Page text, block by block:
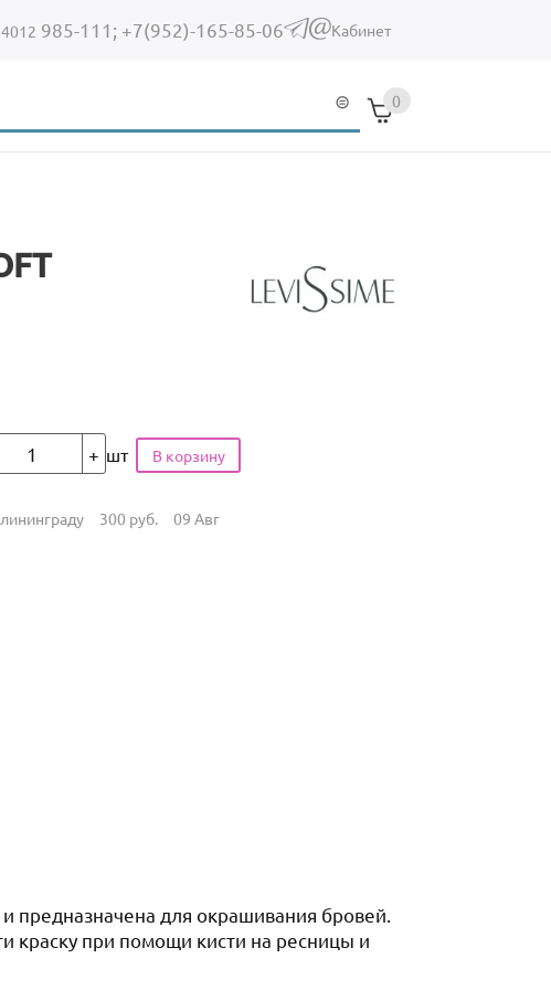
985-111; +7(952)-165-85-06 (link sends e-mail)
Кабинет
0
шт
300 руб. 09 Авг
предназначена для окрашивания бровей.
краску при помощи кисти на ресницы и